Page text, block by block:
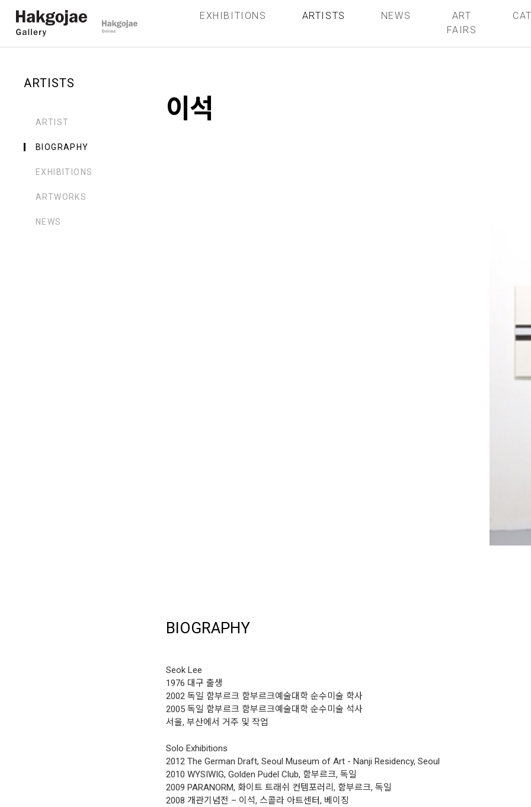
EXHIBITIONS ARTISTS NEWS
ART
FAIRS
ARTISTS
ARTIST
BIOGRAPHY
EXHIBITIONS
ARTWORKS
NEWS
이석
BIOGRAPHY
Seok Lee
1976 대구 출생
2002 독일 함부르크 함부르크예술대학 순수미술 학사
2005 독일 함부르크 함부르크예술대학 순수미술 석사
서울, 부산에서 거주 및 작업
Solo Exhibitions
2012 The German Draft, Seoul Museum of Art - Nanji Residency, Seoul
2010 WYSIWIG, Golden Pudel Club, 함부르크, 독일
2009 PARANORM, 화이트 트래쉬 컨템포러리, 함부르크, 독일
2008 개관기념전 – 이석, 스콜라 아트센터, 베이징